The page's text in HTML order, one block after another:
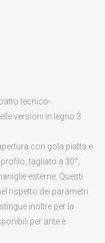
tecnico-
versioni in legno 3
con gola piatta e
tagliato a 30°,
esterne. Questi
rispetto dei parametri
inoltre per la
per ante e